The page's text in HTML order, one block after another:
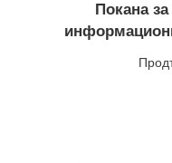
Покана